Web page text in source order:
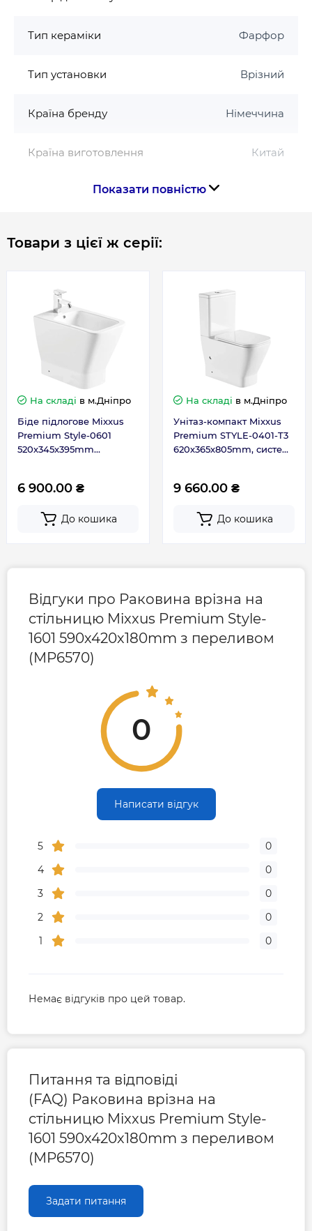
Тип кераміки Фарфор
Тип установки Врізний
Країна бренду Німеччина
Країна виготовлення Китай
Висота, мм
Ширина, мм
Гарантія виробника, міс 120
Контакти сервісного
0-800-301-755; +38 (067)
Показати повністю
Товари з цієї ж серії:
На складі в м.Дніпро
Біде підлогове Mixxus
Premium Style-0601
520х345х395mm
6 900.00 ₴
До кошика
На складі в м.Дніпро
Унітаз-компакт Mixxus
Premium STYLE-0401-T3
620х365х805mm, система
9 660.00 ₴
До кошика
Відгуки про Раковина врізна на
стільницю Mixxus Premium Style-
1601 590х420х180mm з переливом
(MP6570)
0
Написати відгук
5
0
4
0
3
0
2
0
1
0
Немає відгуків про цей товар.
Питання та відповіді
(FAQ) Раковина врізна на
стільницю Mixxus Premium Style-
1601 590х420х180mm з переливом
(MP6570)
Задати питання